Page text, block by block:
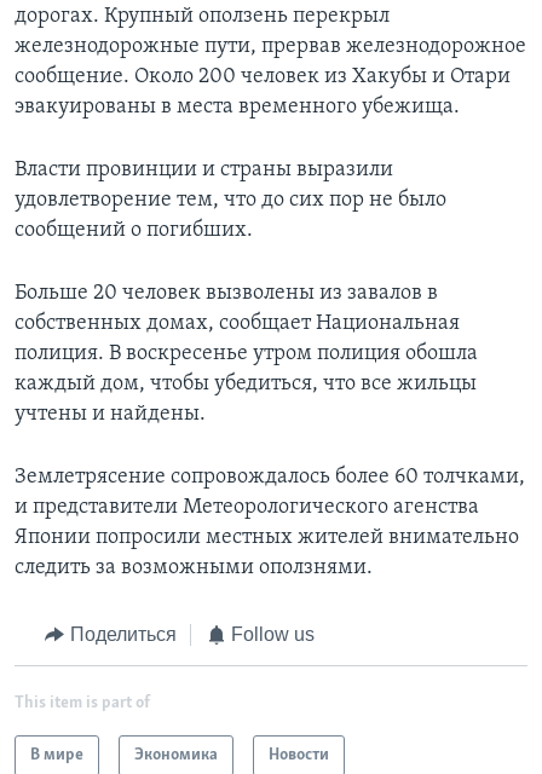
дорогах. Крупный оползень перекрыл
железнодорожные пути, прервав железнодорожное
сообщение. Около 200 человек из Хакубы и Отари
эвакуированы в места временного убежища.
Власти провинции и страны выразили
удовлетворение тем, что до сих пор не было
сообщений о погибших.
Больше 20 человек вызволены из завалов в
собственных домах, сообщает Национальная
полиция. В воскресенье утром полиция обошла
каждый дом, чтобы убедиться, что все жильцы
учтены и найдены.
Землетрясение сопровождалось более 60 толчками,
и представители Метеорологического агенства
Японии попросили местных жителей внимательно
следить за возможными оползнями.
Поделиться Follow us
This item is part of
В мире Экономика Новости